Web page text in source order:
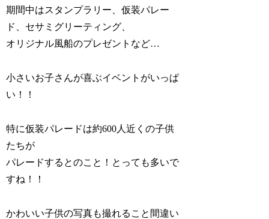
期間中はスタンプラリー、仮装パレー
ド、セサミグリーティング、
オリジナル風船のプレゼントなど…
小さいお子さんが喜ぶイベントがいっぱ
い！！
特に仮装パレードは約600人近くの子供
たちが
パレードするとのこと！とっても多いで
すね！！
かわいい子供の写真も撮れること間違い